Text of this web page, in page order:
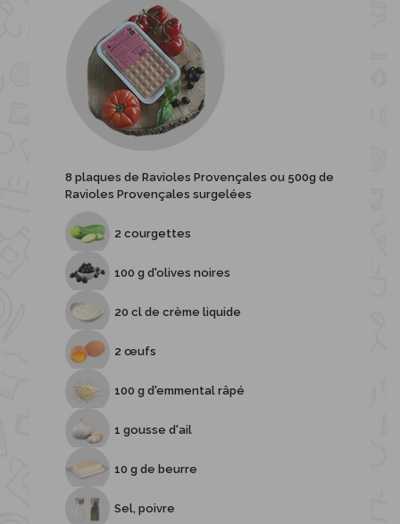
8 plaques de Ravioles Provençales ou 500g de
Ravioles Provençales surgelées
2 courgettes
100 g d'olives noires
20 cl de crème liquide
2 œufs
100 g d'emmental râpé
1 gousse d'ail
10 g de beurre
Sel, poivre